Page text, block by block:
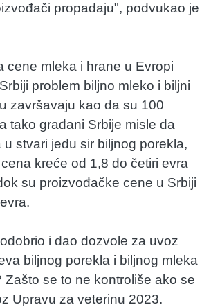
propadaju", podvukao je
cene mleka i hrane u Evropi
problem biljno mleko i biljni
završavaju kao da su 100
tako građani Srbije misle da
u stvari jedu sir biljnog porekla,
kreće od 1,8 do četiri evra
su proizvođačke cene u Srbiji
i dao dozvole za uvoz
biljnog porekla i biljnog mleka
Zašto se to ne kontroliše ako se
Upravu za veterinu 2023.